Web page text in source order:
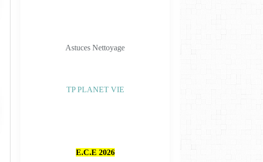
Astuces Nettoyage
TP PLANET VIE
E.C.E 2026